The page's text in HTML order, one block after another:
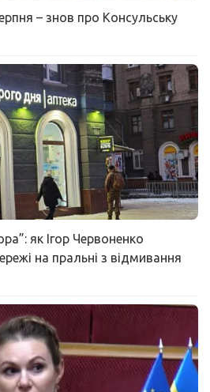
– знов про Консульську
як Ігор Червоненко
на пральні з відмивання